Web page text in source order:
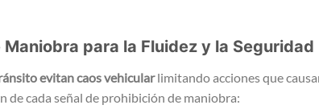
para la Fluidez y la Seguridad
evitan caos vehicularlimitando acciones que
de cada señal de prohibición de maniobra: